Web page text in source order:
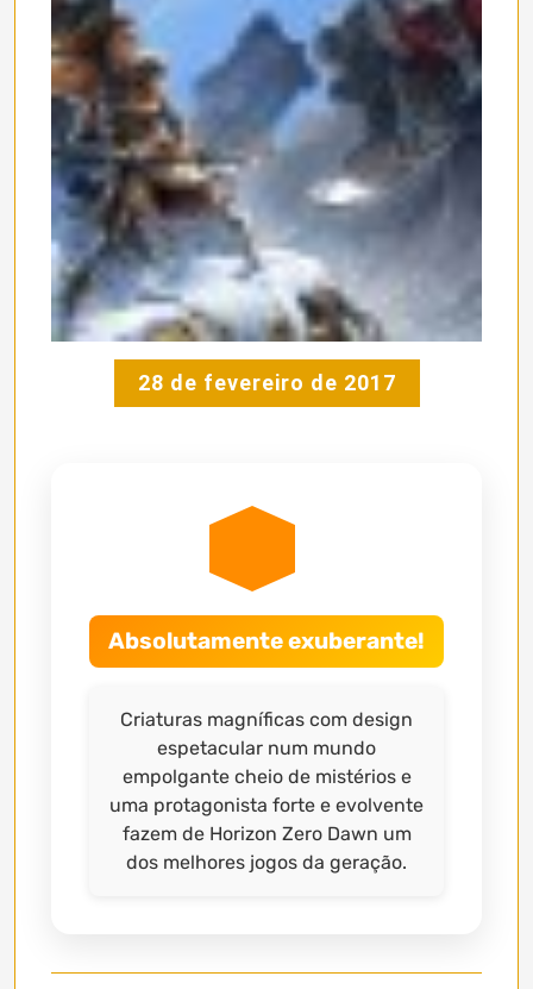
28 de fevereiro de 2017
Absolutamente exuberante!
Criaturas magníficas com design
espetacular num mundo
empolgante cheio de mistérios e
uma protagonista forte e evolvente
fazem de Horizon Zero Dawn um
dos melhores jogos da geração.